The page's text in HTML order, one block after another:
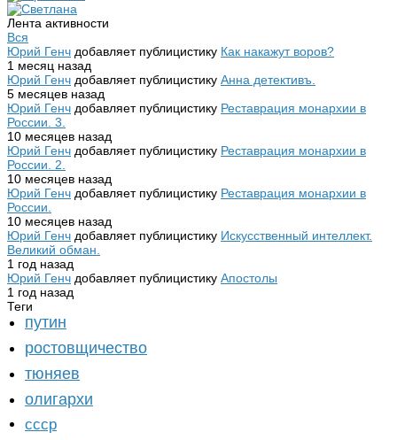
Лента активности
Вся
Юрий Генч добавляет публицистику Как накажут воров?
1 месяц назад
Юрий Генч добавляет публицистику Анна детективъ.
5 месяцев назад
Юрий Генч добавляет публицистику Реставрация монархии в
России. 3.
10 месяцев назад
Юрий Генч добавляет публицистику Реставрация монархии в
России. 2.
10 месяцев назад
Юрий Генч добавляет публицистику Реставрация монархии в
России.
10 месяцев назад
Юрий Генч добавляет публицистику Искусственный интеллект.
Великий обман.
1 год назад
Юрий Генч добавляет публицистику Апостолы
1 год назад
Теги
путин
ростовщичество
тюняев
олигархи
ссср